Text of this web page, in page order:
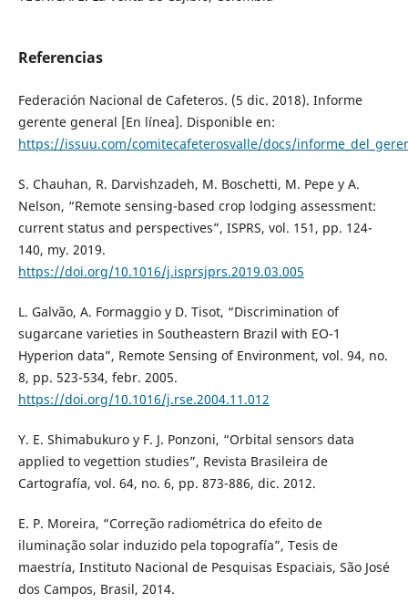
Referencias
Federación Nacional de Cafeteros. (5 dic. 2018). Informe
gerente general [En línea]. Disponible en:
https://issuu.com/comitecafeterosvalle/docs/
S. Chauhan, R. Darvishzadeh, M. Boschetti, M. Pepe y A.
Nelson, “Remote sensing-based crop lodging assessment:
current status and perspectives”, ISPRS, vol. 151, pp. 124-
140, my. 2019.
https://doi.org/10.1016/j.isprsjprs.2019.03.005
L. Galvão, A. Formaggio y D. Tisot, “Discrimination of
sugarcane varieties in Southeastern Brazil with EO-1
Hyperion data”, Remote Sensing of Environment, vol. 94, no.
8, pp. 523-534, febr. 2005.
https://doi.org/10.1016/j.rse.2004.11.012
Y. E. Shimabukuro y F. J. Ponzoni, “Orbital sensors data
applied to vegettion studies”, Revista Brasileira de
Cartografía, vol. 64, no. 6, pp. 873-886, dic. 2012.
E. P. Moreira, “Correção radiométrica do efeito de
iluminação solar induzido pela topografía”, Tesis de
maestría, Instituto Nacional de Pesquisas Espaciais, São José
dos Campos, Brasil, 2014.